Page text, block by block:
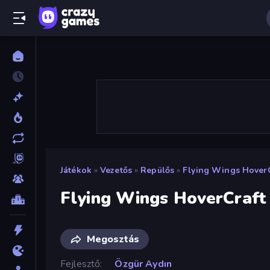
Játékok » Vezetős » Repülős » Flying Wings
Flying Wings HoverCraft
Megosztás
Fejlesztő
Özgür Aydın